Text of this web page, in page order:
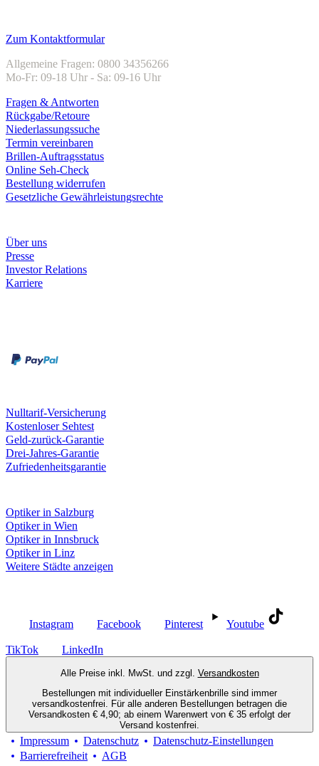
Zum Kontaktformular
Allgemeine Fragen: 0800 34356266
Mo-Fr: 09-18 Uhr - Sa: 09-16 Uhr
Fragen & Antworten
Rückgabe/Retoure
Niederlassungssuche
Termin vereinbaren
Brillen-Auftragsstatus
Online Seh-Check
Bestellung widerrufen
Gesetzliche Gewährleistungsrechte
Über uns
Presse
Investor Relations
Karriere
Nulltarif-Versicherung
Kostenloser Sehtest
Geld-zurück-Garantie
Drei-Jahres-Garantie
Zufriedenheitsgarantie
Optiker in Salzburg
Optiker in Wien
Optiker in Innsbruck
Optiker in Linz
Weitere Städte anzeigen
Instagram Facebook Pinterest Youtube
TikTok LinkedIn
Alle Preise inkl. MwSt. und zzgl. Versandkosten
Bestellungen mit individueller Einstärkenbrille sind immer
versandkostenfrei. Für alle anderen Bestellungen betragen die
Versandkosten € 4,90; ab einem Warenwert von € 35 erfolgt der
Versand kostenfrei.
Impressum Datenschutz
Datenschutz-Einstellungen
Barrierefreiheit
AGB